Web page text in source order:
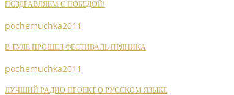
ПОЗДРАВЛЯЕМ С ПОБЕДОЙ!
pochemuchka2011
В ТУЛЕ ПРОШЕЛ ФЕСТИВАЛЬ ПРЯНИКА
pochemuchka2011
ЛУЧШИЙ РАДИО ПРОЕКТ О РУССКОМ ЯЗЫКЕ